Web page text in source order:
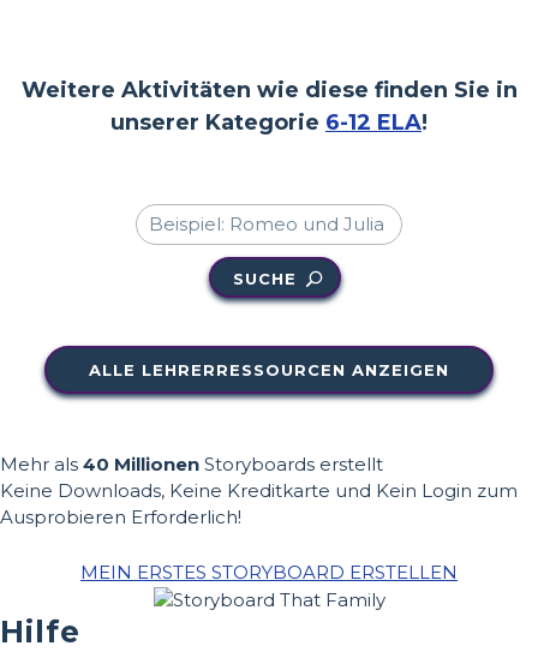
Weitere Aktivitäten wie diese finden Sie in
unserer Kategorie 6-12 ELA!
SUCHE
ALLE LEHRERRESSOURCEN ANZEIGEN
Mehr als 40 Millionen Storyboards erstellt
Keine Downloads, Keine Kreditkarte und Kein Login zum
Ausprobieren Erforderlich!
MEIN ERSTES STORYBOARD ERSTELLEN
Hilfe